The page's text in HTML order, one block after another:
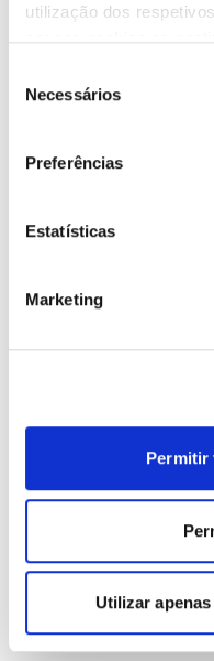
utilização dos
Necessários
Preferências
Estatísticas
Marketing
Permitir
Utilizar